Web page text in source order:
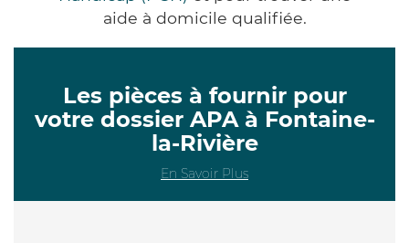
aide à domicile qualifiée.
Les pièces à fournir pour
votre dossier APA à Fontaine-
la-Rivière
En Savoir Plus